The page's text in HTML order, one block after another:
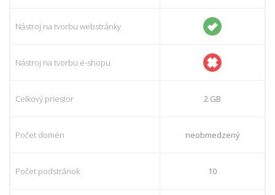
Nástroj na tvorbu webstránky
Nástroj na tvorbu e-shopu
Celkový priestor 2 GB
Počet domén neobmedzený
Počet podstránok 10